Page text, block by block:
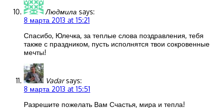
Людмила says:
8 марта 2013 at 15:21
Спасибо, Юлечка, за теплые слова поздравления, тебя
также с праздником, пусть исполнятся твои сокровенные
мечты!
Vadar says:
8 марта 2013 at 15:51
Разрешите пожелать Вам Счастья, мира и тепла!